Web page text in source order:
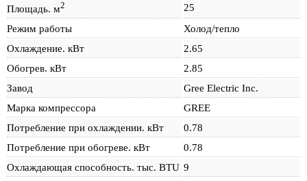
Площадь. м2
25
Режим работы
Холод/тепло
Охлаждение. кВт
2.65
Обогрев. кВт
2.85
Завод
Gree Electric Inc.
Марка компрессора
GREE
Потребление при охлаждении. кВт
0.78
Потребление при обогреве. кВт
0.78
Охлаждающая способность. тыс. BTU 9